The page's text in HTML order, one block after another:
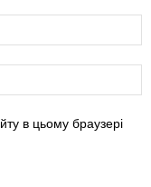
в цьому браузері